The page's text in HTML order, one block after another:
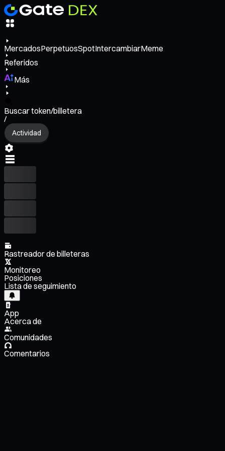
MercadosPerpetuosSpotIntercambiarMeme
Referidos
Más
Buscar token/billetera
/
Actividad
Rastreador de billeteras
Monitoreo
Posiciones
Lista de seguimiento
App
Acerca de
Comunidades
Comentarios